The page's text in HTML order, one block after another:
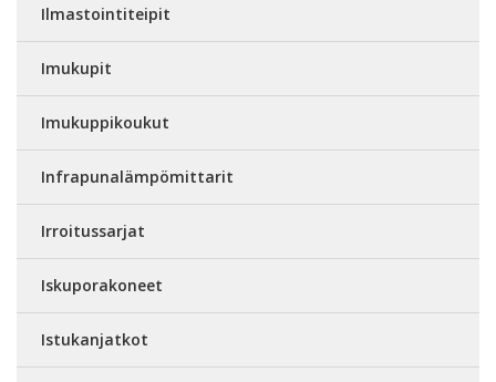
Ilmastointiteipit
Imukupit
Imukuppikoukut
Infrapunalämpömittarit
Irroitussarjat
Iskuporakoneet
Istukanjatkot